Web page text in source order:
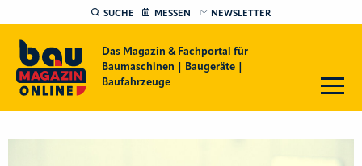
SUCHE MESSEN NEWSLETTER
Das Magazin & Fachportal für
Baumaschinen | Baugeräte |
Baufahrzeuge